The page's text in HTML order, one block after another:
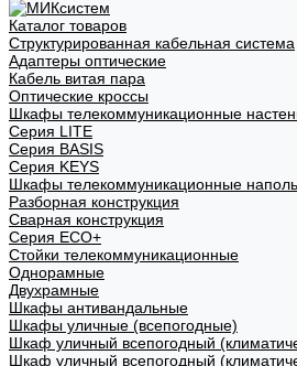
Каталог товаров
Структурированная кабельная система
Адаптеры оптические
Кабель витая пара
Оптические кроссы
Шкафы телекоммуникационные
Cерия LITE
Cерия BASIS
Cерия KEYS
Шкафы телекоммуникационные
Разборная конструкция
Сварная конструкция
Серия ECO+
Стойки телекоммуникационные
Однорамные
Двухрамные
Шкафы антивандальные
Шкафы уличные (всепогодные)
Шкаф уличный всепогодный
Шкаф уличный всепогодный